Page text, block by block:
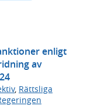
enligt
av
, Rättsliga